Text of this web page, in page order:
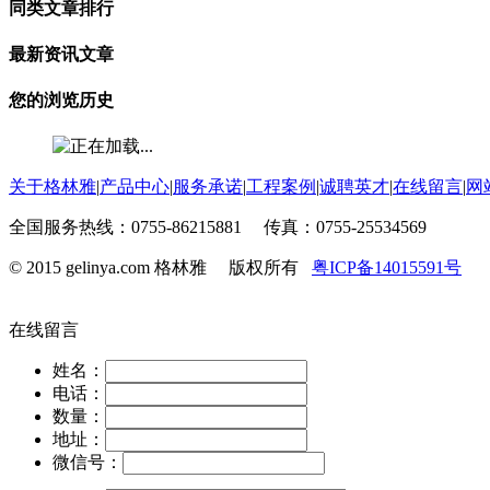
同类文章排行
最新资讯文章
您的浏览历史
关于格林雅|产品中心|服务承诺|工程案例 |诚聘英才|在线留言|网
全国服务热线：0755-86215881 传真：0755-25534569
© 2015 gelinya.com 格林雅 版权所有 粤ICP备14015591号
在线留言
姓名：
电话：
数量：
地址：
微信号：